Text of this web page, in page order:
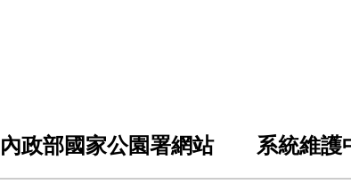
內政部國家公園署網站 系統維護